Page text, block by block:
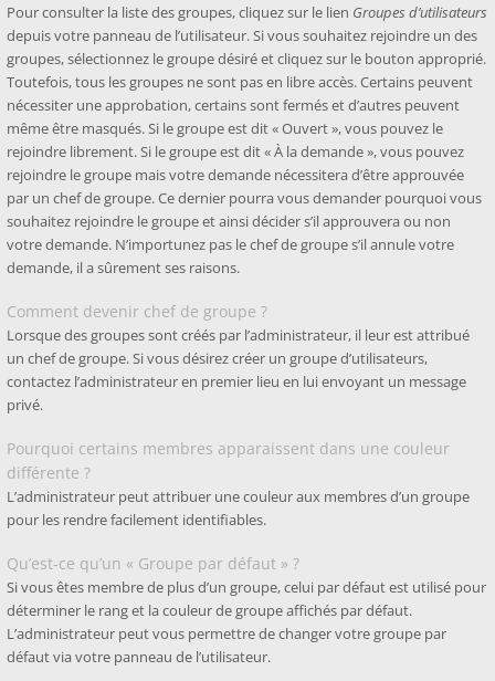
Pour consulter la liste des groupes, cliquez sur le lien Groupes d’utilisateurs
depuis votre panneau de l’utilisateur. Si vous souhaitez rejoindre un des
groupes, sélectionnez le groupe désiré et cliquez sur le bouton approprié.
Toutefois, tous les groupes ne sont pas en libre accès. Certains peuvent
nécessiter une approbation, certains sont fermés et d’autres peuvent
même être masqués. Si le groupe est dit « Ouvert », vous pouvez le
rejoindre librement. Si le groupe est dit « À la demande », vous pouvez
rejoindre le groupe mais votre demande nécessitera d’être approuvée
par un chef de groupe. Ce dernier pourra vous demander pourquoi vous
souhaitez rejoindre le groupe et ainsi décider s’il approuvera ou non
votre demande. N’importunez pas le chef de groupe s’il annule votre
demande, il a sûrement ses raisons.
Comment devenir chef de groupe ?
Lorsque des groupes sont créés par l’administrateur, il leur est attribué
un chef de groupe. Si vous désirez créer un groupe d’utilisateurs,
contactez l’administrateur en premier lieu en lui envoyant un message
privé.
Pourquoi certains membres apparaissent dans une couleur
différente ?
L’administrateur peut attribuer une couleur aux membres d’un groupe
pour les rendre facilement identifiables.
Qu’est-ce qu’un « Groupe par défaut » ?
Si vous êtes membre de plus d’un groupe, celui par défaut est utilisé pour
déterminer le rang et la couleur de groupe affichés par défaut.
L’administrateur peut vous permettre de changer votre groupe par
défaut via votre panneau de l’utilisateur.